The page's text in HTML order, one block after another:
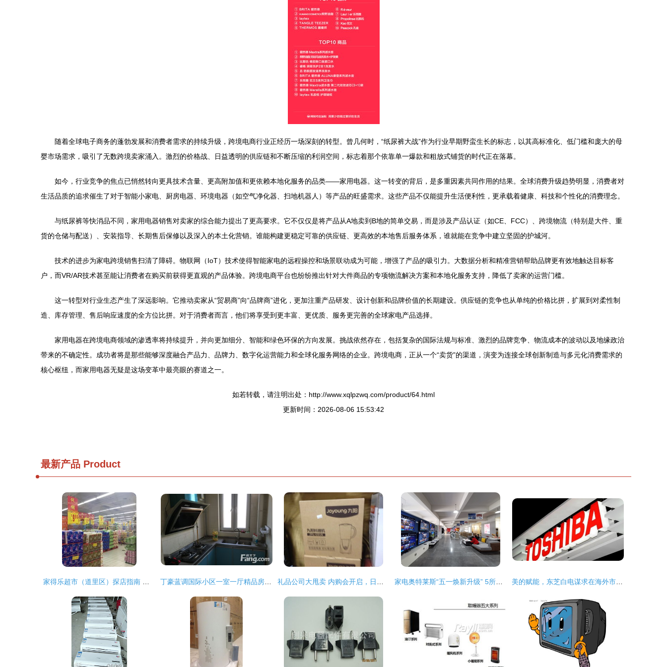
随着全球电子商务的蓬勃发展和消费者需求的持续升级，跨境电商行业正经历一场深刻的转型。曾几何时，“纸尿裤大战”作为行业早期野蛮生长的标志，以其高标准化、低门槛和庞大的母
婴市场需求，吸引了无数跨境卖家涌入。激烈的价格战、日益透明的供应链和不断压缩的利润空间，标志着那个依靠单一爆款和粗放式铺货的时代正在落幕。
如今，行业竞争的焦点已悄然转向更具技术含量、更高附加值和更依赖本地化服务的品类——家用电器。这一转变的背后，是多重因素共同作用的结果。全球消费升级趋势明显，消费者对
生活品质的追求催生了对于智能小家电、厨房电器、环境电器（如空气净化器、扫地机器人）等产品的旺盛需求。这些产品不仅能提升生活便利性，更承载着健康、科技和个性化的消费理念。
与纸尿裤等快消品不同，家用电器销售对卖家的综合能力提出了更高要求。它不仅仅是将产品从A地卖到B地的简单交易，而是涉及产品认证（如CE、FCC）、跨境物流（特别是大件、重
货的仓储与配送）、安装指导、长期售后保修以及深入的本土化营销。谁能构建更稳定可靠的供应链、更高效的本地售后服务体系，谁就能在竞争中建立坚固的护城河。
技术的进步为家电跨境销售扫清了障碍。物联网（IoT）技术使得智能家电的远程操控和场景联动成为可能，增强了产品的吸引力。大数据分析和精准营销帮助品牌更有效地触达目标客
户，而VR/AR技术甚至能让消费者在购买前获得更直观的产品体验。跨境电商平台也纷纷推出针对大件商品的专项物流解决方案和本地化服务支持，降低了卖家的运营门槛。
这一转型对行业生态产生了深远影响。它推动卖家从“贸易商”向“品牌商”进化，更加注重产品研发、设计创新和品牌价值的长期建设。供应链的竞争也从单纯的价格比拼，扩展到对柔性制
造、库存管理、售后响应速度的全方位比拼。对于消费者而言，他们将享受到更丰富、更优质、服务更完善的全球家电产品选择。
家用电器在跨境电商领域的渗透率将持续提升，并向更加细分、智能和绿色环保的方向发展。挑战依然存在，包括复杂的国际法规与标准、激烈的品牌竞争、物流成本的波动以及地缘政治
带来的不确定性。成功者将是那些能够深度融合产品力、品牌力、数字化运营能力和全球化服务网络的企业。跨境电商，正从一个“卖货”的渠道，演变为连接全球创新制造与多元化消费需求的
核心枢纽，而家用电器无疑是这场变革中最亮眼的赛道之一。
如若转载，请注明出处：http://www.xqlpzwq.com/product/64.html
更新时间：2026-08-06 15:53:42
最新产品 Product